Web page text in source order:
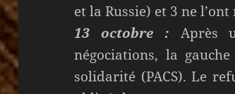
et la Russie) et 3 ne
13 octobre : Après
négociations, la
solidarité (PACS). Le